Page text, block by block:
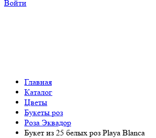
Войти
Главная
Каталог
Цветы
Букеты роз
Роза Эквадор
Букет из 25 белых роз Playa Blanca